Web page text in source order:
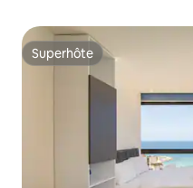
Superhôte
Superhôte